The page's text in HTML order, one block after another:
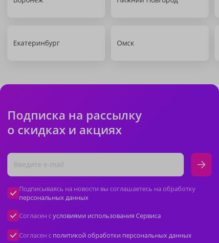
Екатеринбург Омск
Подписка на рассылку
о скидках и акциях
Подписываясь на новости вы соглашаетесь на обработку
персональных данных
Согласен сусловиями использования Сервиса
Согласен с политикой обработки персональных данных